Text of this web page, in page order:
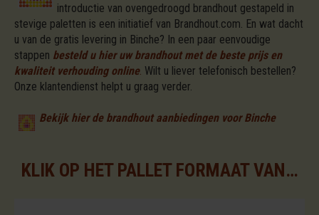
introductie van ovengedroogd brandhout gestapeld in
stevige paletten is een initiatief van Brandhout.com. En wat dacht
u van de gratis levering in Binche? In een paar eenvoudige
stappen besteld u hier uw brandhout met de beste prijs en
kwaliteit verhouding online. Wilt u liever telefonisch bestellen?
Onze klantendienst helpt u graag verder.
Bekijk hier de brandhout aanbiedingen voor Binche
KLIK OP HET PALLET FORMAAT VAN UW KEUZE VOOR DE BESCHIKBARE ASSORTIMENTEN